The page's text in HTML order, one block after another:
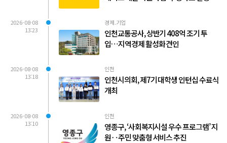
2026-08-08
13:23
경제.기업
인천교통공사, 상반기 408억 조기 투
입…지역경제 활성화 견인
2026-08-08
13:18
인천
인천시의회, 제7기 대학생 인턴십 수료식
개최
2026-08-08
13:10
인천
영종구, ‘사회복지시설 우수 프로그램’ 지
원‥주민 맞춤형 서비스 추진